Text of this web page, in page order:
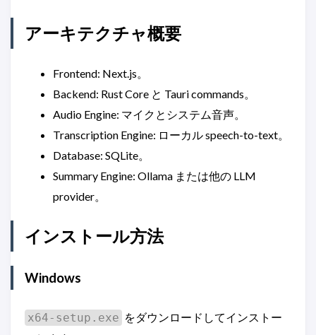
アーキテクチャ概要
Frontend: Next.js。
Backend: Rust Core と Tauri commands。
Audio Engine: マイクとシステム音声。
Transcription Engine: ローカル speech-to-text。
Database: SQLite。
Summary Engine: Ollama または他の LLM
provider。
インストール方法
Windows
x64-setup.exe をダウンロードしてインストー